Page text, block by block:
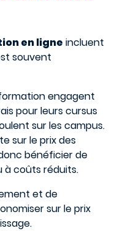
en ligne incluent
souvent
engagent
pour leurs cursus
sur les campus.
sur le prix des
bénéficier de
à coûts réduits.
et de
sur le prix